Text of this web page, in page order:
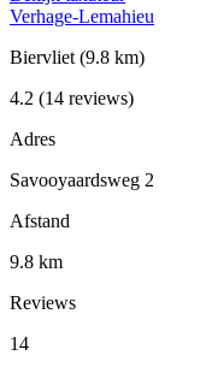
Verhage-Lemahieu
Biervliet (9.8 km)
4.2 (14 reviews)
Adres
Savooyaardsweg 2
Afstand
9.8 km
Reviews
14